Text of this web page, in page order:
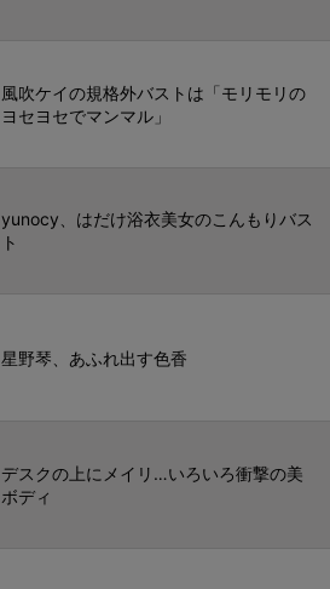
風吹ケイの規格外バストは「モリモリの
ヨセヨセでマンマル」
yunocy、はだけ浴衣美女のこんもりバス
ト
星野琴、あふれ出す色香
デスクの上にメイリ…いろいろ衝撃の美
ボディ